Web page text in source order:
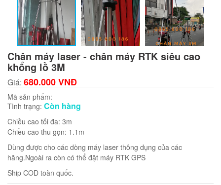
Chân máy laser - chân máy RTK siêu cao
khổng lồ 3M
Giá: 680.000 VNĐ
Mã sản phẩm:
Tình trạng: Còn hàng
Chiều cao tối đa: 3m
Chiều cao thu gọn: 1.1m
Dùng được cho các dòng máy laser thông dụng của các
hãng.Ngoài ra còn có thể đặt máy RTK GPS
Ship COD toàn quốc.